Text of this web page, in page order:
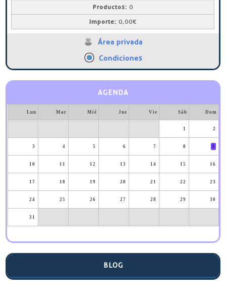
Productos: 0
Importe: 0,00€
Área privada
Condiciones
AGENDA
Lun Mar Mié Jue Vie Sáb Dom
1 2
3 4 5 6 7 8 9
10 11 12 13 14 15 16
17 18 19 20 21 22 23
24 25 26 27 28 29 30
31
BLOG